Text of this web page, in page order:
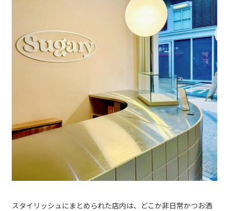
スタイリッシュにまとめられた店内は、どこか非日常かつお洒